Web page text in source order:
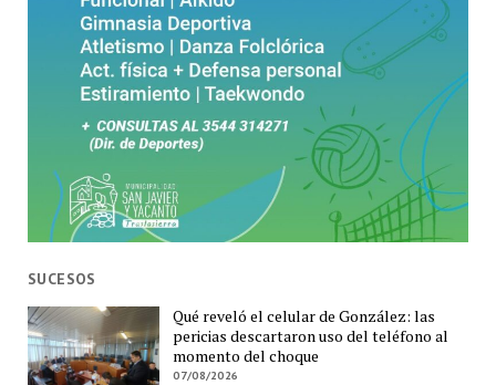
SUCESOS
Qué reveló el celular de González: las
pericias descartaron uso del teléfono al
momento del choque
07/08/2026